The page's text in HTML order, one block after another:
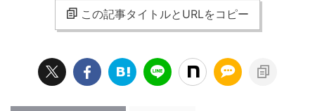
この記事タイトルとURLをコピー